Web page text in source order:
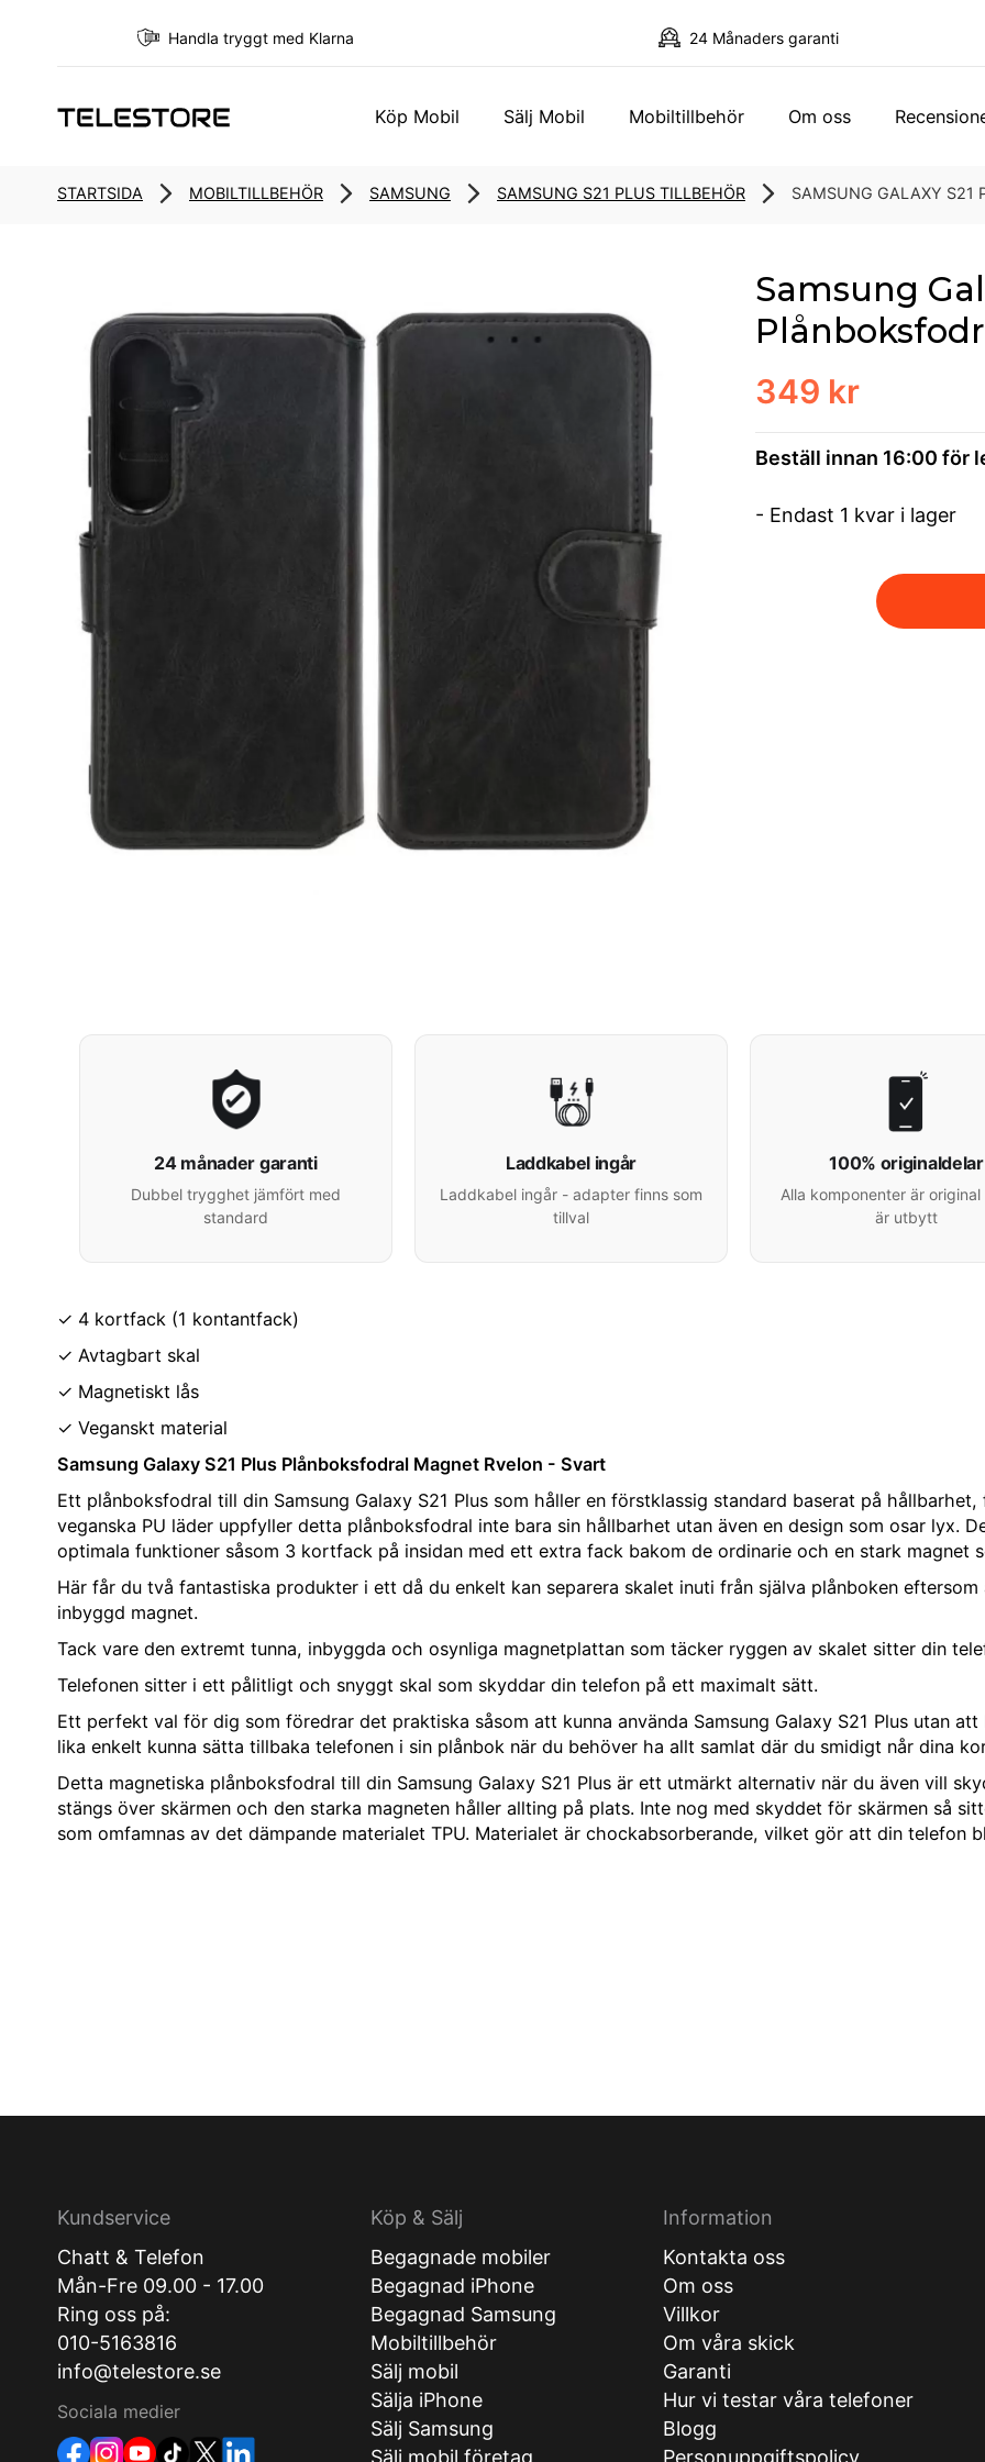
Handla tryggt med Klarna 24 Månaders garanti
Köp Mobil Sälj Mobil Mobiltillbehör Om oss
STARTSIDA MOBILTILLBEHÖR SAMSUNG SAMSUNG S21 PLUS TILLBEHÖR SAMSUNG GALAXY S21
Samsung
349 kr
Beställ innan 16:00 för
- Endast 1 kvar i lager
24 månader garanti
Dubbel trygghet jämfört med
standard
Laddkabel ingår
Laddkabel ingår - adapter finns som
tillval
100% originaldelar
Alla komponenter är
är utbytt
✓ 4 kortfack (1 kontantfack)
✓ Avtagbart skal
✓ Magnetiskt lås
✓ Veganskt material
Samsung Galaxy S21 Plus Plånboksfodral Magnet Rvelon - Svart
Ett plånboksfodral till din Samsung Galaxy S21 Plus som håller en förstklassig standard baserat på
veganska PU läder uppfyller detta plånboksfodral inte bara sin hållbarhet utan även en design som osar lyx.
optimala funktioner såsom 3 kortfack på insidan med ett extra fack bakom de ordinarie och en stark magnet
Här får du två fantastiska produkter i ett då du enkelt kan separera skalet inuti från själva plånboken
inbyggd magnet.
Tack vare den extremt tunna, inbyggda och osynliga magnetplattan som täcker ryggen av skalet sitter din
Telefonen sitter i ett pålitligt och snyggt skal som skyddar din telefon på ett maximalt sätt.
Ett perfekt val för dig som föredrar det praktiska såsom att kunna använda Samsung Galaxy S21 Plus utan
lika enkelt kunna sätta tillbaka telefonen i sin plånbok när du behöver ha allt samlat där du smidigt når dina
Detta magnetiska plånboksfodral till din Samsung Galaxy S21 Plus är ett utmärkt alternativ när du även vill
stängs över skärmen och den starka magneten håller allting på plats. Inte nog med skyddet för skärmen så
som omfamnas av det dämpande materialet TPU. Materialet är chockabsorberande, vilket gör att din telefon
Kundservice
Chatt & Telefon
Mån-Fre 09.00 - 17.00
Ring oss på:
010-5163816
info@telestore.se
Sociala medier
Köp & Sälj
Begagnade mobiler
Begagnad iPhone
Begagnad Samsung
Mobiltillbehör
Sälj mobil
Sälja iPhone
Sälj Samsung
Sälj mobil företag
Information
Kontakta oss
Om oss
Villkor
Om våra skick
Garanti
Hur vi testar våra telefoner
Blogg
Personuppgiftspolicy